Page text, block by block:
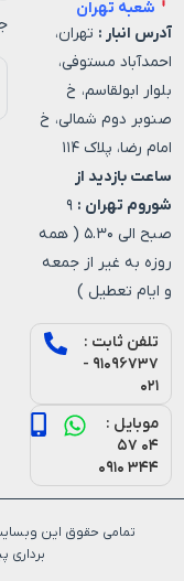
شعبه تهران
آدرس انبار : تهران،
احمدآباد مستوفی،
بلوار ابولقاسم، خ
صنوبر دوم شمالی، خ
امام رضا، پلاک ۱۱۴
ساعت بازدید از
شوروم تهران : ۹
صبح الی ۵.۳۰ ( همه
روزه به غیر از جمعه
و ایام تعطیل )
تلفن ثابت :
۹۱۰۹۶۷۳۷ -
۰۲۱
موبایل :
۰۴ ۵۷
۳۴۴ ۰۹۱۰
تمامی حقوق این
برداری